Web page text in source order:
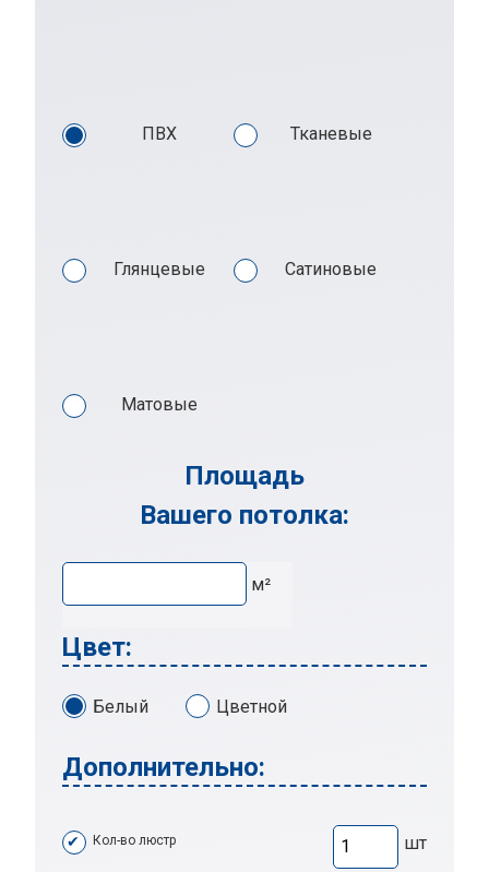
ПВХ Тканевые
Глянцевые Сатиновые
Матовые
Площадь
Вашего потолка:
м²
Цвет:
Белый Цветной
Дополнительно:
Кол-во люстр шт